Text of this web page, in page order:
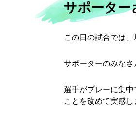
サポーター
この日の試合では
サポーターのみなさ
選手がプレーに集
ことを改めて実感し